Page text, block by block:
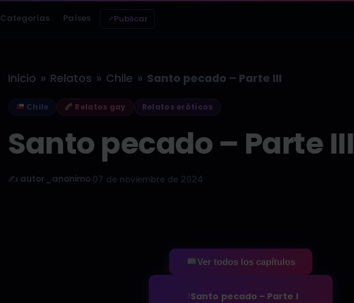
Categorías Países Publicar
Inicio » Relatos » Chile » Santo pecado – Parte III
Chile Relatos gay Relatos eróticos
Santo pecado – Parte III
✍️ autor_anonimo 07 de noviembre de 2024
Ver todos los capítulos
Santo pecado – Parte I